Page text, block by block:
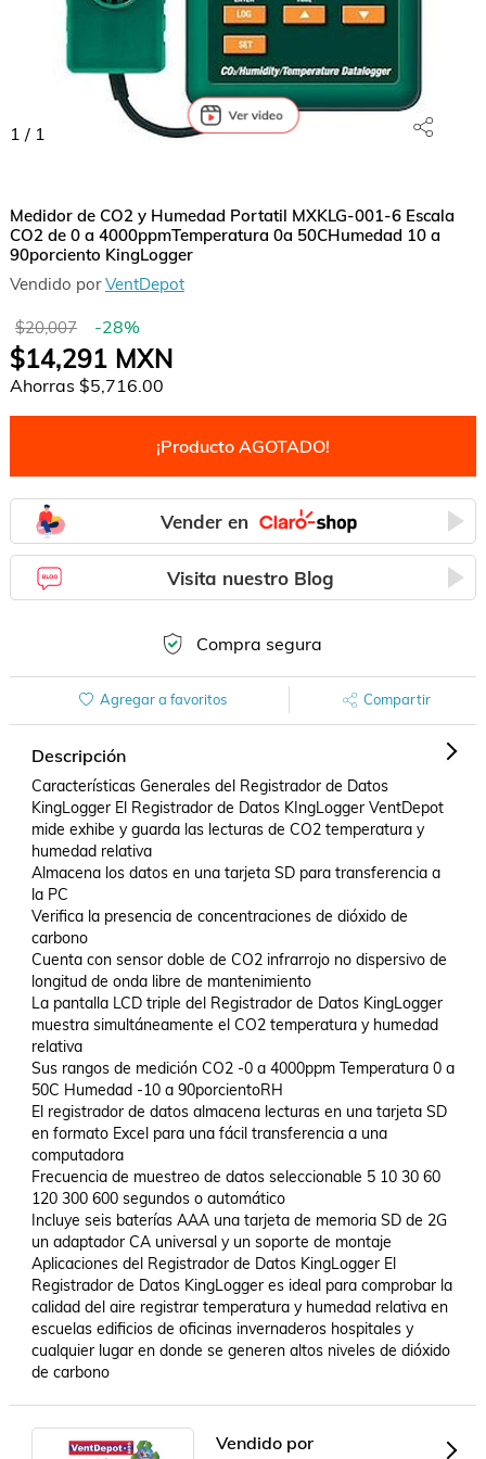
1 / 1
Medidor de CO2 y Humedad Portatil MXKLG-001-6 Escala
CO2 de 0 a 4000ppmTemperatura 0a 50CHumedad 10 a
90porciento KingLogger
Vendido porVentDepot
$20,007 -28%
$14,291MXN
Ahorras $5,716.00
¡Producto AGOTADO!
Vender en
Visita nuestro Blog
Compra segura
Agregar a favoritos Compartir
Descripción
Características Generales del Registrador de Datos
KingLogger El Registrador de Datos KIngLogger VentDepot
mide exhibe y guarda las lecturas de CO2 temperatura y
humedad relativa
Almacena los datos en una tarjeta SD para transferencia a
la PC
Verifica la presencia de concentraciones de dióxido de
carbono
Cuenta con sensor doble de CO2 infrarrojo no dispersivo de
longitud de onda libre de mantenimiento
La pantalla LCD triple del Registrador de Datos KingLogger
muestra simultáneamente el CO2 temperatura y humedad
relativa
Sus rangos de medición CO2 -0 a 4000ppm Temperatura 0 a
50C Humedad -10 a 90porcientoRH
El registrador de datos almacena lecturas en una tarjeta SD
en formato Excel para una fácil transferencia a una
computadora
Frecuencia de muestreo de datos seleccionable 5 10 30 60
120 300 600 segundos o automático
Incluye seis baterías AAA una tarjeta de memoria SD de 2G
un adaptador CA universal y un soporte de montaje
Aplicaciones del Registrador de Datos KingLogger El
Registrador de Datos KingLogger es ideal para comprobar la
calidad del aire registrar temperatura y humedad relativa en
escuelas edificios de oficinas invernaderos hospitales y
cualquier lugar en donde se generen altos niveles de dióxido
de carbono
Vendido por